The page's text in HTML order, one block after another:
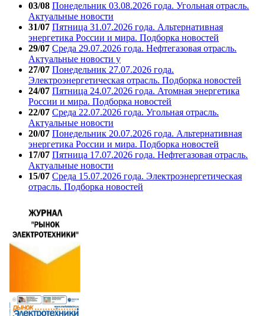
03/08 Понедельник 03.08.2026 года. Угольная отрасль.
Актуальные новости
31/07 Пятница 31.07.2026 года. Альтернативная
энергетика России и мира. Подборка новостей
29/07 Среда 29.07.2026 года. Нефтегазовая отрасль.
Актуальные новости у
27/07 Понедельник 27.07.2026 года.
Электроэнергетическая отрасль. Подборка новостей
24/07 Пятница 24.07.2026 года. Атомная энергетика
России и мира. Подборка новостей
22/07 Среда 22.07.2026 года. Угольная отрасль.
Актуальные новости
20/07 Понедельник 20.07.2026 года. Альтернативная
энергетика России и мира. Подборка новостей
17/07 Пятница 17.07.2026 года. Нефтегазовая отрасль.
Актуальные новости
15/07 Среда 15.07.2026 года. Электроэнергетическая
отрасль. Подборка новостей